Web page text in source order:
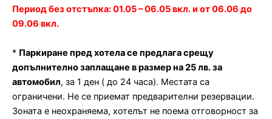
Период без отстъпка: 01.05 – 06.05 вкл. и от 06.06 до
09.06 вкл.
* Паркиране пред хотела се предлага срещу
допълнително заплащане в размер на 25 лв. за
автомобил, за 1 ден ( до 24 часа). Местата са
ограничени. Не се приемат предварителни резервации.
Зоната е неохраняема, хотелът не поема отговорност за